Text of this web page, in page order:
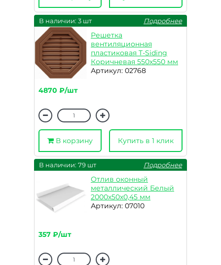
В наличии: 3 шт Подробнее
Решетка
вентиляционная
пластиковая T-Siding
Коричневая 550х550 мм
Артикул: 02768
4870 ₽/шт
В корзину Купить в 1 клик
В наличии: 79 шт Подробнее
Отлив оконный
металлический Белый
2000х50х0,45 мм
Артикул: 07010
357 ₽/шт